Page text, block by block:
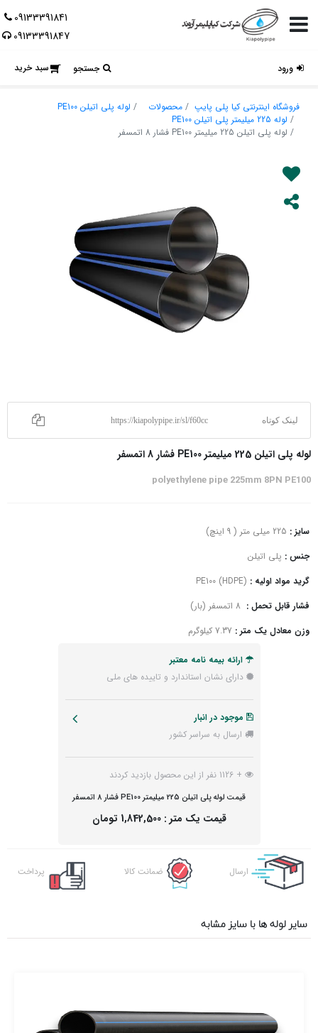
09133391841
09133391847
سبد خرید جستجو ورود
فروشگاه اینترنتی کیا پلی پایپ محصولات
لوله پلی اتیلن PE100
لوله 225 میلیمتر پلی اتیلن PE100
لوله پلی اتیلن 225 میلیمتر PE100 فشار 8 اتمسفر
لینک کوتاه https://kiapolypipe.ir/sl/f60cc
لوله پلی اتیلن 225 میلیمتر PE100 فشار 8 اتمسفر
polyethylene pipe 225mm 8PN PE100
سایز : 225 میلی متر ( 9 اینچ)
جنس : پلی اتیلن
گرید مواد اولیه : PE100 (HDPE)
فشار قابل تحمل :
وزن معادل یک متر : 7.37 کیلوگرم
ارائه بیمه نامه معتبر
دارای نشان استاندارد و تاییده های ملی
موجود در انبار
ارسال به سراسر کشور
+ 1126 نفر از این محصول بازدید کردند
قیمت لوله پلی اتیلن 225 میلیمتر PE100 فشار 8 اتمسفر
قیمت یک متر : 1,842,500 تومان
ارسال ضمانت کالا پرداخت
سایر لوله ها با سایز مشابه